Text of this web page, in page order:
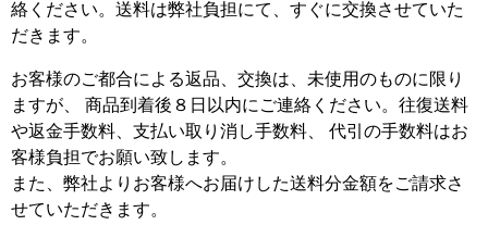
絡ください。送料は弊社負担にて、すぐに交換させていた
だきます。
お客様のご都合による返品、交換は、未使用のものに限り
ますが、
商品到着後８日以内にご連絡ください。往復送料
や返金手数料、支払い取り消し手数料、 代引の手数料はお
客様負担でお願い致します。
また、弊社よりお客様へお届けした送料分金額をご請求さ
せていただきます。